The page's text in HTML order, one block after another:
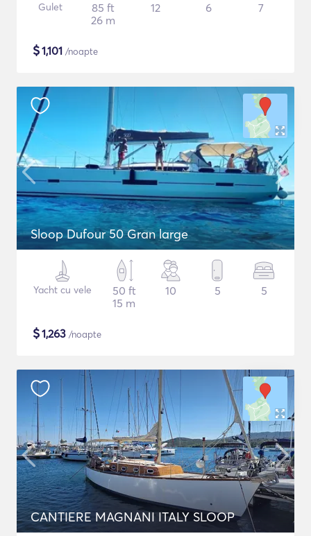
Gulet
85 ft
26 m
12 6 7
$1,101 /noapte
Sloop Dufour 50 Gran large
Yacht cu vele
50 ft
15 m
10 5 5
$1,263 /noapte
CANTIERE MAGNANI ITALY SLOOP